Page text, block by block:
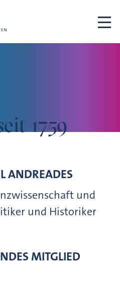
1759
ANDREADES
und
und Historiker
MITGLIED